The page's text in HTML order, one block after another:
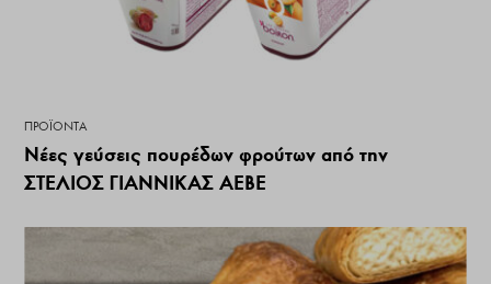
ΠΡΟΪΌΝΤΑ
Νέες γεύσεις πουρέδων φρούτων από την
ΣΤΕΛΙΟΣ ΓΙΑΝΝΙΚΑΣ ΑΕΒΕ